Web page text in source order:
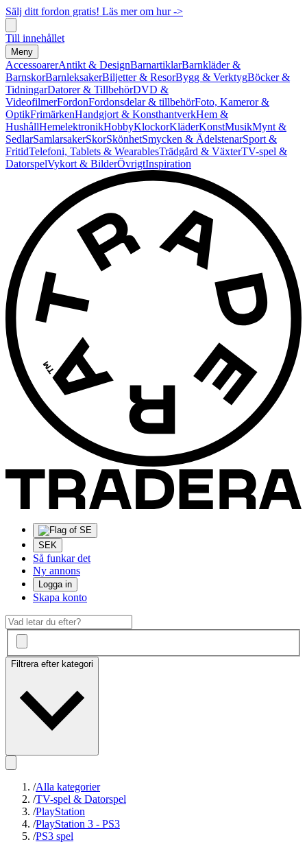
Sälj ditt fordon gratis! Läs mer om hur ->
Till innehållet
Meny
AccessoarerAntikt & DesignBarnartiklarBarnkläder &
BarnskorBarnleksakerBiljetter & ResorBygg & VerktygBöcker &
TidningarDatorer & TillbehörDVD &
VideofilmerFordonFordonsdelar & tillbehörFoto, Kameror &
OptikFrimärkenHandgjort & KonsthantverkHem &
HushållHemelektronikHobbyKlockorKläderKonstMusikMynt &
SedlarSamlarsakerSkorSkönhetSmycken & ÄdelstenarSport &
FritidTelefoni, Tablets & WearablesTrädgård & VäxterTV-spel &
DatorspelVykort & BilderÖvrigtInspiration
SEK
Så funkar det
Ny annons
Logga in
Skapa konto
Filtrera efter kategori
/Alla kategorier
/TV-spel & Datorspel
/PlayStation
/PlayStation 3 - PS3
/PS3 spel